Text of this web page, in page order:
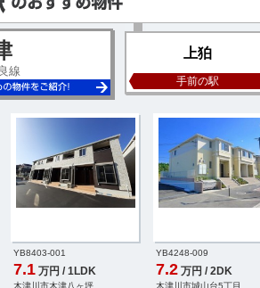
線
上狛
手前の駅
YB8403-001
7.1 万円 / 1LDK
木津川市木津八ヶ坪
YB4248-009
7.2 万円 / 2DK
木津川市城山台5丁目